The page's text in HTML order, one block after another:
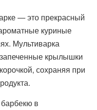
— это прекрасный
куриные
Мультиварка
крылышки
сохраняя при
в